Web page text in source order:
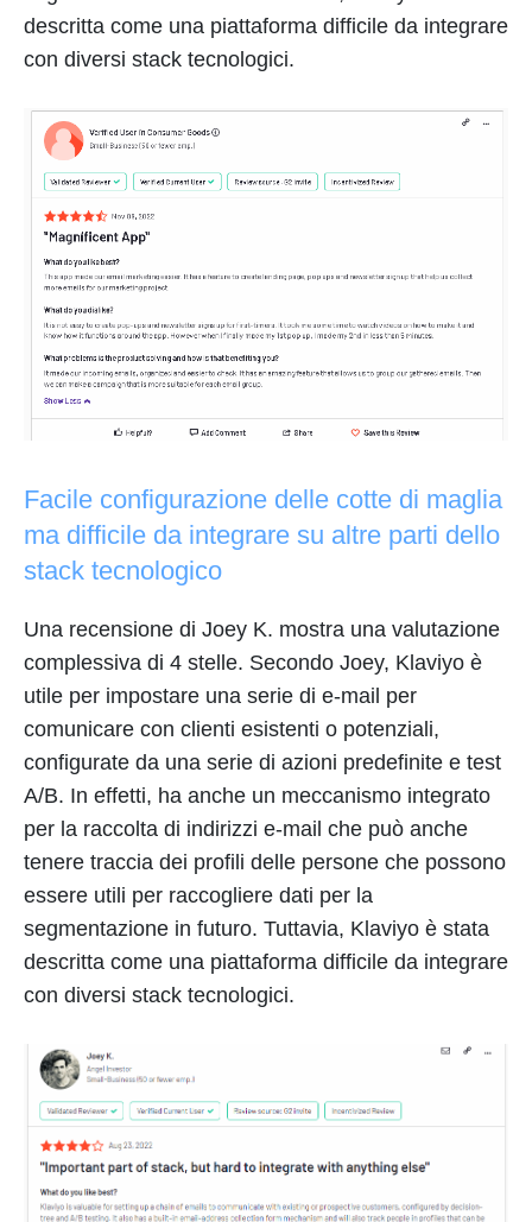
descritta come una piattaforma difficile da integrare
con diversi stack tecnologici.
Facile configurazione delle cotte di maglia
ma difficile da integrare su altre parti dello
stack tecnologico
Una recensione di Joey K. mostra una valutazione
complessiva di 4 stelle. Secondo Joey, Klaviyo è
utile per impostare una serie di e-mail per
comunicare con clienti esistenti o potenziali,
configurate da una serie di azioni predefinite e test
A/B. In effetti, ha anche un meccanismo integrato
per la raccolta di indirizzi e-mail che può anche
tenere traccia dei profili delle persone che possono
essere utili per raccogliere dati per la
segmentazione in futuro. Tuttavia, Klaviyo è stata
descritta come una piattaforma difficile da integrare
con diversi stack tecnologici.